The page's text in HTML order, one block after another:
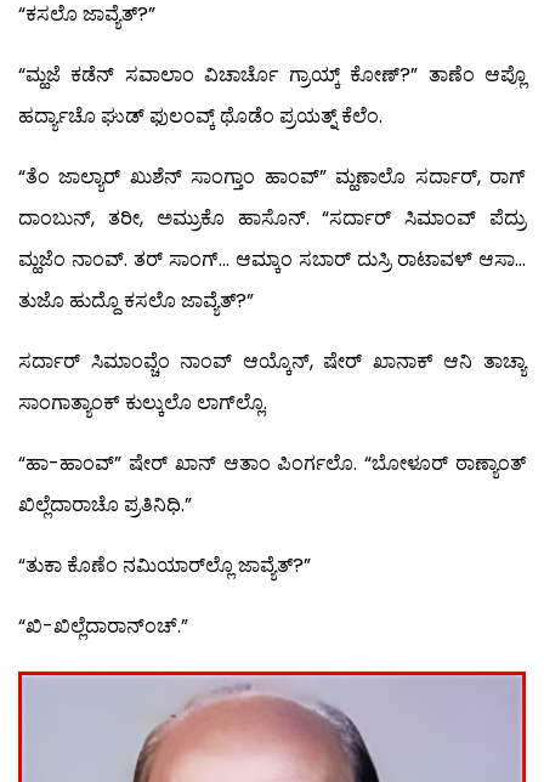
“ಕಸಲೊ ಜಾವ್ಯೆತ್?”
“ಮ್ಹಜೆ ಕಡೆನ್ ಸವಾಲಾಂ ವಿಚಾರ್ಚೊ ಗ್ರಾಯ್ಕ್ ಕೋಣ್?” ತಾಣೆಂ ಆಪ್ಲೊ
ಹರ್ದ್ಯಾಚೊ ಘುಡ್ ಫುಲಂವ್ಕ್ ಥೊಡೆಂ ಪ್ರಯತ್ನ್ ಕೆಲೆಂ.
“ತೆಂ ಜಾಲ್ಯಾರ್ ಖುಶೆನ್ ಸಾಂಗ್ತಾಂ ಹಾಂವ್” ಮ್ಹಣಾಲೊ ಸರ್ದಾರ್, ರಾಗ್
ದಾಂಬುನ್, ತರೀ, ಅಮ್ರುಕೊ ಹಾಸೊನ್. “ಸರ್ದಾರ್ ಸಿಮಾಂವ್ ಪೆದ್ರು
ಮ್ಹಜೆಂ ನಾಂವ್. ತರ್ ಸಾಂಗ್… ಆಮ್ಕಾಂ ಸಬಾರ್ ದುಸ್ರಿ ರಾಟಾವಳ್ ಆಸಾ…
ತುಜೊ ಹುದ್ದೊ ಕಸಲೊ ಜಾವ್ಯೆತ್?”
ಸರ್ದಾರ್ ಸಿಮಾಂವ್ಚೆಂ ನಾಂವ್ ಆಯ್ಕೊನ್, ಷೇರ್ ಖಾನಾಕ್ ಆನಿ ತಾಚ್ಯಾ
ಸಾಂಗಾತ್ಯಾಂಕ್ ಕುಲ್ಕುಲೊ ಲಾಗ್‍ಲ್ಲೊ.
“ಹಾ-ಹಾಂವ್” ಷೇರ್ ಖಾನ್ ಆತಾಂ ಪಿಂರ್ಗಲೊ. “ಬೋಳೂರ್ ಠಾಣ್ಯಾಂತ್
ಖಿಲ್ಲೆದಾರಾಚೊ ಪ್ರತಿನಿಧಿ.”
“ತುಕಾ ಕೊಣೆಂ ನಮಿಯಾರ್‌ಲ್ಲೊ ಜಾವ್ಯೆತ್?”
“ಖಿ-ಖಿಲ್ಲೆದಾರಾನ್‍ಂಚ್.”